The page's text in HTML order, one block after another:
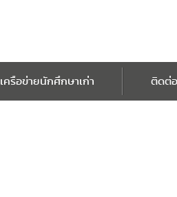
เครือข่ายนักศึกษาเก่า ติดต่อ